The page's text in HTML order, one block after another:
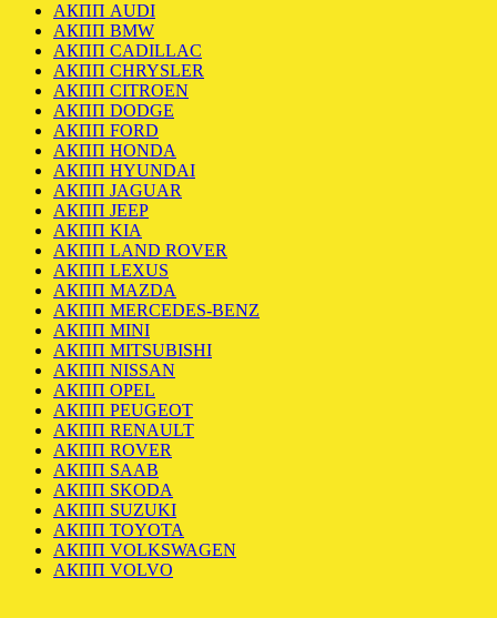
АКПП AUDI
АКПП BMW
АКПП CADILLAC
АКПП CHRYSLER
АКПП CITROEN
АКПП DODGE
АКПП FORD
АКПП HONDA
АКПП HYUNDAI
АКПП JAGUAR
АКПП JEEP
АКПП KIA
АКПП LAND ROVER
АКПП LEXUS
АКПП MAZDA
АКПП MERCEDES-BENZ
АКПП MINI
АКПП MITSUBISHI
АКПП NISSAN
АКПП OPEL
АКПП PEUGEOT
АКПП RENAULT
АКПП ROVER
АКПП SAAB
АКПП SKODA
АКПП SUZUKI
АКПП TOYOTA
АКПП VOLKSWAGEN
АКПП VOLVO